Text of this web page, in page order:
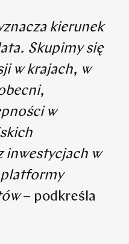
kierunek
Skupimy się
w krajach, w
w
inwestycjach w
– podkreśla